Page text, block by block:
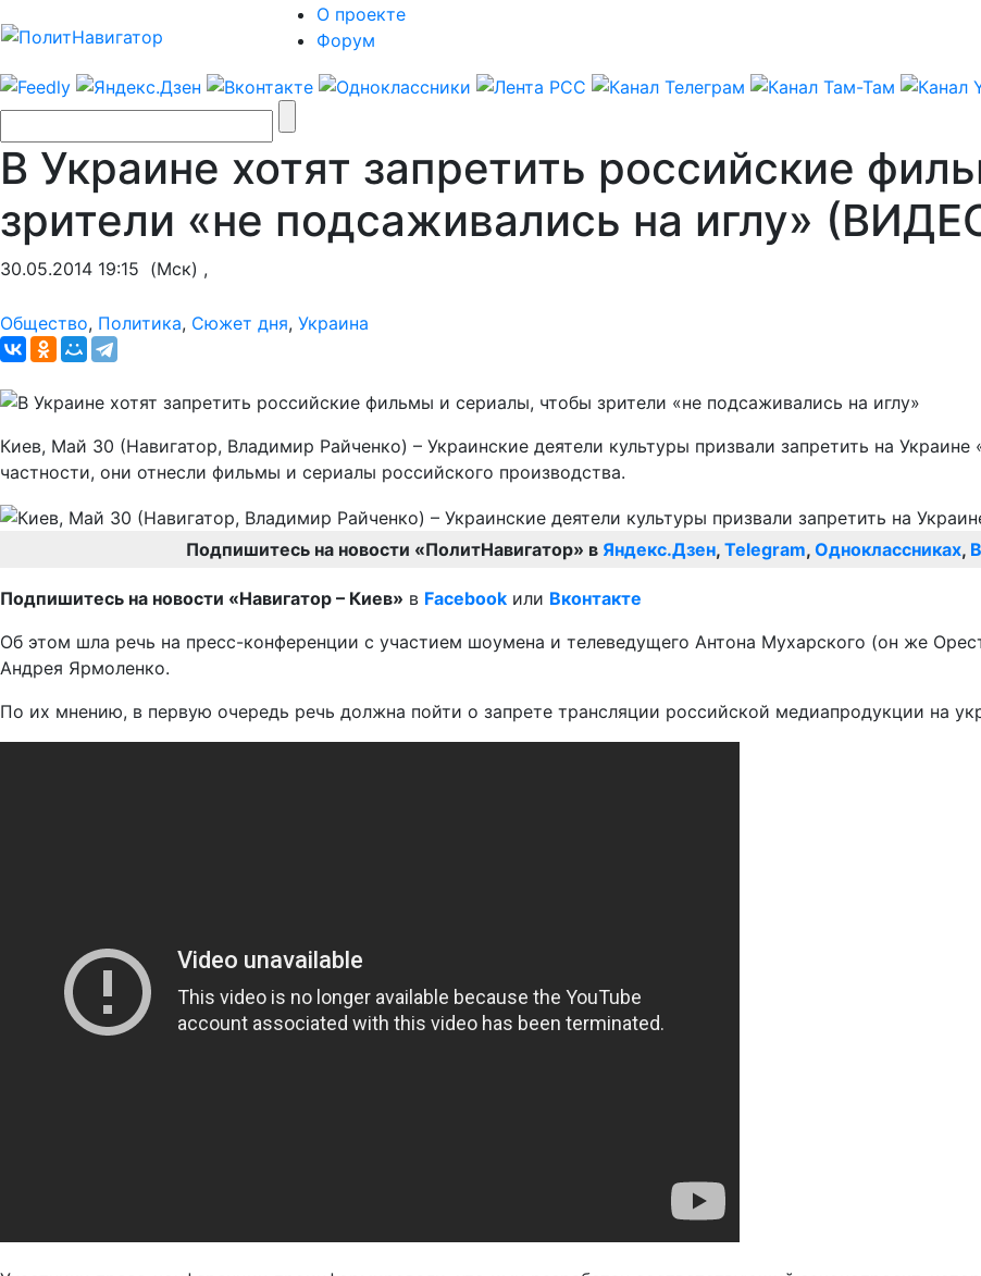
О проекте
Форум
В Украине хотят запретить российские
зрители «не подсаживались на иглу»
30.05.2014 19:15 (Мск) ,
Общество, Политика, Сюжет дня, Украина
Киев, Май 30 (Навигатор, Владимир Райченко) – Украинские деятели культуры призвали запретить на
частности, они отнесли фильмы и сериалы российского производства.
Подпишитесь на новости «ПолитНавигатор» в Яндекс.Дзен, Telegram, Одноклассниках,
Подпишитесь на новости «Навигатор – Киев» в Facebook или Вконтакте
Об этом шла речь на пресс-конференции с участием шоумена и телеведущего Антона Мухарского (он же
Андрея Ярмоленко.
По их мнению, в первую очередь речь должна пойти о запрете трансляции российской медиапродукции на